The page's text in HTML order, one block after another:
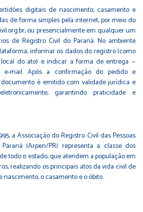
digitais de nascimento, casamento e
de forma simples pela internet, por meio do
ou presencialmente em qualquer um
de Registro Civil do Paraná. No ambiente
informar os dados do registro (como
do ato) e indicar a forma de entrega —
mail. Após a confirmação do pedido e
é emitido com validade jurídica e
garantindo praticidade e
a Associação do Registro Civil das Pessoas
(Arpen/PR) representa a classe dos
todo o estado, que atendem a população em
realizando os principais atos da vida civil de
nascimento, o casamento e o óbito.